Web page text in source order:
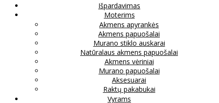
Išpardavimas
Moterims
Akmens apyrankės
Akmens papuošalai
Murano stiklo auskarai
Natūralaus akmens papuošalai
Akmens vėriniai
Murano papuošalai
Aksesuarai
Raktų pakabukai
Vyrams